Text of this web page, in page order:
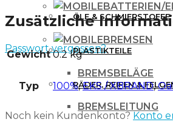
BATTERIEN/
BREMSEN
BREMSBELÄGE
BREMSLEITUNG
Passwort vergessen?
Noch kein Kundenkonto? Konto
ÖLE & SCHMIERSTOFFE
PLASTIKTEILE
RÄDER, REIFEN &
Zusätzliche
Gewicht 0.2 kg
Typ 100%,EKS / XBRAND,